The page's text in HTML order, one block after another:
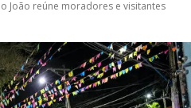
João reúne moradores e visitantes